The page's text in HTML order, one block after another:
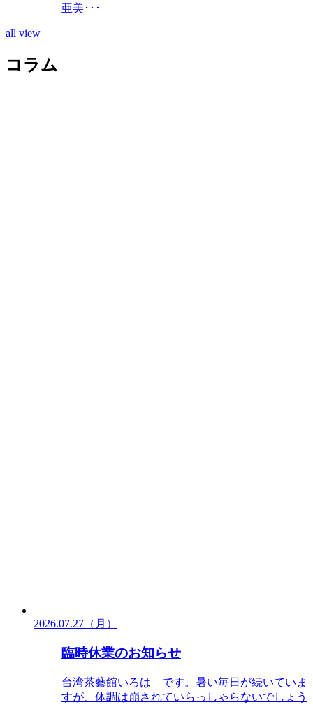
亜美･･･
all view
コラム
2026.07.27（月）
臨時休業のお知らせ
台湾茶藝館いろは です。暑い毎日が続いていま
すが、体調は崩されていらっしゃらないでしょう